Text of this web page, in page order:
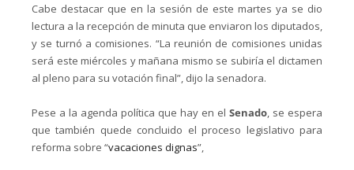
Cabe destacar que en la sesión de este martes ya se dio
lectura a la recepción de minuta que enviaron los diputados,
y se turnó a comisiones. “La reunión de comisiones unidas
será este miércoles y mañana mismo se subiría el dictamen
al pleno para su votación final”, dijo la senadora.
Pese a la agenda política que hay en el Senado, se espera
que también quede concluido el proceso legislativo para
reforma sobre “vacaciones dignas”,